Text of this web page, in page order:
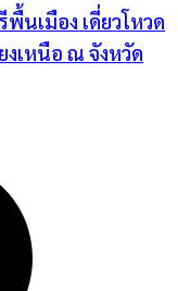
นเมือง เดี่ยวโหวด
เหนือ ณ จังหวัด